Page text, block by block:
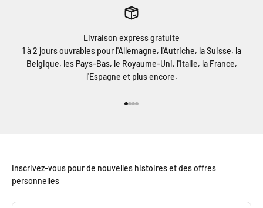
Livraison express gratuite
1 à 2 jours ouvrables pour l'Allemagne, l'Autriche, la Suisse, la
Belgique, les Pays-Bas, le Royaume-Uni, l'Italie, la France,
l'Espagne et plus encore.
Inscrivez-vous pour de nouvelles histoires et des offres
personnelles